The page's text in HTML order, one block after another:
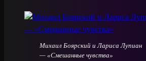
Михаил Боярский и Лариса Лупиан
— «Смешанные чувства»